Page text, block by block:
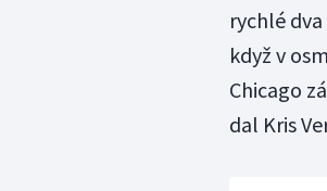
rychlé
když v
Chicago
dal Kris